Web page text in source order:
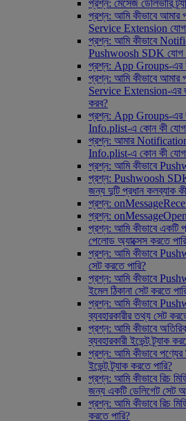
প্রশ্ন: মেসেজ ডেলিভারি
প্রশ্ন: আমি কীভাবে আমার
Service Extension
প্রশ্ন: আমি কীভাবে
Pushwoosh SDK যোগ
প্রশ্ন: App Groups-এর
প্রশ্ন: আমি কীভাবে আমার
Service Extension-এর
করব?
প্রশ্ন: App Groups-এর
Info.plist-এ কোন কী যোগ
প্রশ্ন: আমার
Info.plist-এ কোন কী যোগ
প্রশ্ন: আমি কীভাবে
প্রশ্ন: Pushwoosh
জন্য দুটি প্রধান কলব্যাক
প্রশ্ন:
প্রশ্ন:
প্রশ্ন: আমি কীভাবে একটি
পেলোড অ্যাক্সেস করতে
প্রশ্ন: আমি কীভাবে
সেট করতে পারি?
প্রশ্ন: আমি কীভাবে
ইমেল ঠিকানা সেট করতে
প্রশ্ন: আমি কীভাবে
ব্যবহারকারীর তথ্য সেট
প্রশ্ন: আমি কীভাবে
ব্যবহারকারী ইভেন্ট ট্র্যাক
প্রশ্ন: আমি কীভাবে পণ্যের
ইভেন্ট ট্র্যাক করতে পারি?
প্রশ্ন: আমি কীভাবে রিচ
জন্য একটি ডেলিগেট সেট
প্রশ্ন: আমি কীভাবে রিচ
করতে পারি?